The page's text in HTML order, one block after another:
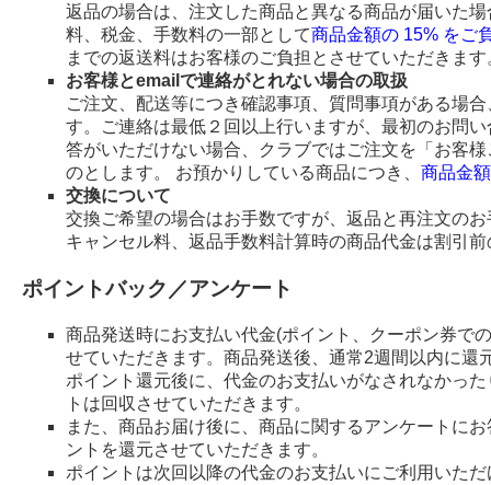
返品の場合は、注文した商品と異なる商品が届いた
料、税金、手数料の一部として商品金額の 15% をご
までの返送料はお客様のご負担とさせていただきます
お客様とemailで連絡がとれない場合の取扱
ご注文、配送等につき確認事項、質問事項がある場
す。ご連絡は最低２回以上行いますが、最初のお問
答がいただけない場合、クラブではご注文を「お客
のとします。 お預かりしている商品につき、 商品金
交換について
交換ご希望の場合はお手数ですが、返品と再注文の
キャンセル料、返品手数料計算時の商品代金は割引
ポイントバック／アンケート
商品発送時にお支払い代金(ポイント、クーポン券で
せていただきます。商品発送後、通常2週間以内に還
ポイント還元後に、代金のお支払いがなされなかっ
トは回収させていただきます。
また、商品お届け後に、商品に関するアンケートに
ントを還元させていただきます。
ポイントは次回以降の代金のお支払いにご利用いた